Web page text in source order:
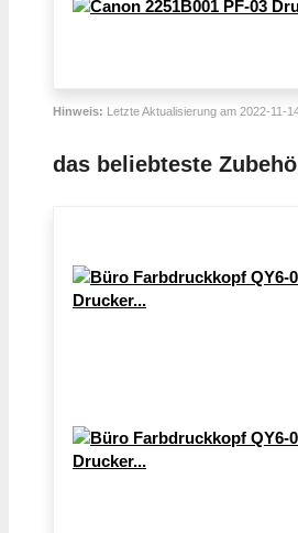
Hinweis: Letzte Aktualisierung am 2022-11-
das beliebteste